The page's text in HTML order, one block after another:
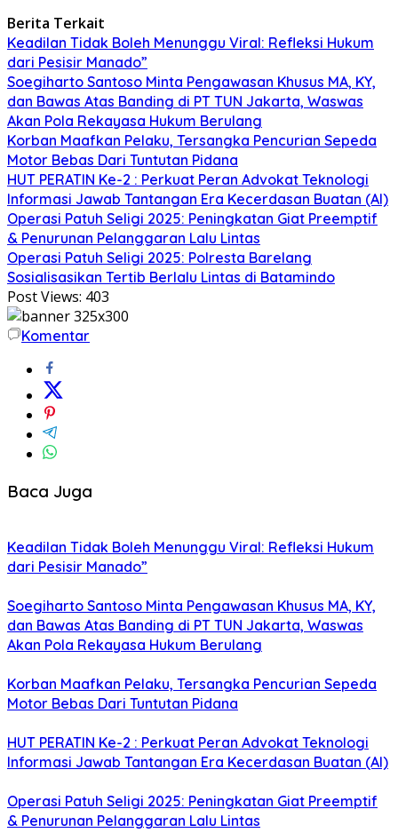
Berita Terkait
Keadilan Tidak Boleh Menunggu Viral: Refleksi Hukum
dari Pesisir Manado”
Soegiharto Santoso Minta Pengawasan Khusus MA, KY,
dan Bawas Atas Banding di PT TUN Jakarta, Waswas
Akan Pola Rekayasa Hukum Berulang
Korban Maafkan Pelaku, Tersangka Pencurian Sepeda
Motor Bebas Dari Tuntutan Pidana
HUT PERATIN Ke-2 : Perkuat Peran Advokat Teknologi
Informasi Jawab Tantangan Era Kecerdasan Buatan (AI)
Operasi Patuh Seligi 2025: Peningkatan Giat Preemptif
& Penurunan Pelanggaran Lalu Lintas
Operasi Patuh Seligi 2025: Polresta Barelang
Sosialisasikan Tertib Berlalu Lintas di Batamindo
Post Views: 403
Komentar
Baca Juga
Keadilan Tidak Boleh Menunggu Viral: Refleksi Hukum
dari Pesisir Manado”
Soegiharto Santoso Minta Pengawasan Khusus MA, KY,
dan Bawas Atas Banding di PT TUN Jakarta, Waswas
Akan Pola Rekayasa Hukum Berulang
Korban Maafkan Pelaku, Tersangka Pencurian Sepeda
Motor Bebas Dari Tuntutan Pidana
HUT PERATIN Ke-2 : Perkuat Peran Advokat Teknologi
Informasi Jawab Tantangan Era Kecerdasan Buatan (AI)
Operasi Patuh Seligi 2025: Peningkatan Giat Preemptif
& Penurunan Pelanggaran Lalu Lintas